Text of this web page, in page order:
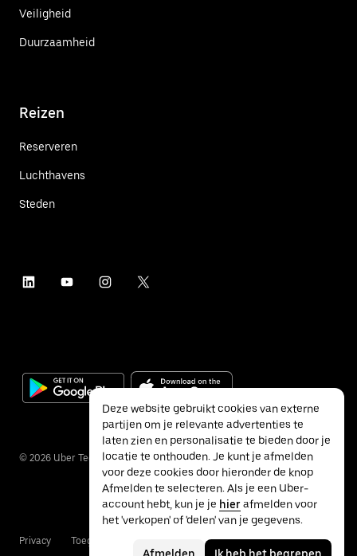
Veiligheid
Duurzaamheid
Reizen
Reserveren
Luchthavens
Steden
© 2026 Uber Technologies Inc.
Privacy Toegankelijkheid Voorwaarden
Deze website gebruikt cookies van externe
partijen om je relevante advertenties te
laten zien en personalisatie te bieden door je
locatie te onthouden. Je kunt je afmelden
voor deze cookies door hieronder de knop
Afmelden te selecteren. Als je een Uber-
account hebt, kun je je hierafmelden voor
het 'verkopen' of 'delen' van je gegevens.